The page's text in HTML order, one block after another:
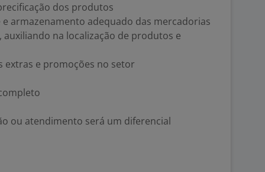
dos produtos
armazenamento adequado das mercadorias
na localização de produtos e
extras e promoções no setor
ou atendimento será um diferencial